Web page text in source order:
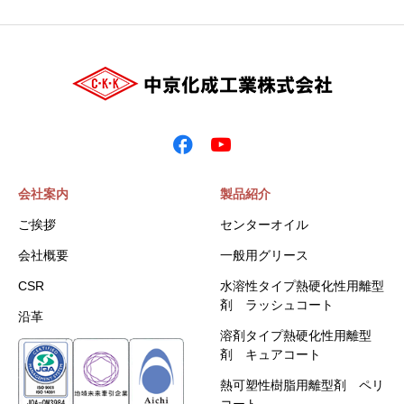
会社案内
ご挨拶
会社概要
CSR
沿革
製品紹介
センターオイル
一般用グリース
水溶性タイプ熱硬化性用離型
剤 ラッシュコート
溶剤タイプ熱硬化性用離型
剤 キュアコート
熱可塑性樹脂用離型剤 ペリ